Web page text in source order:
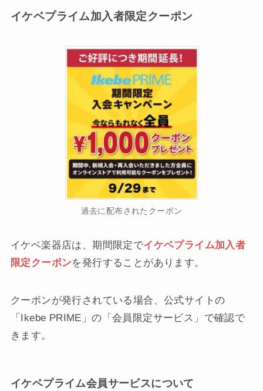
イケベプライム加入者限定クーポン
過去に配布されたクーポン
イケベ楽器店は、期間限定でイケベプライム加入者
限定クーポンを発行することがあります。
クーポンが発行されている場合、公式サイトの
「Ikebe PRIME」の「会員限定サービス」で確認で
きます。
イケベプライム会員サービスについて